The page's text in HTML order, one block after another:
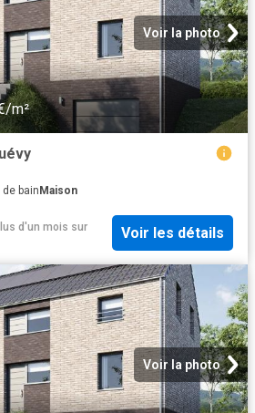
Voir la photo
m²
de bainMaison
d'un mois sur
Voir les détails
Voir la photo